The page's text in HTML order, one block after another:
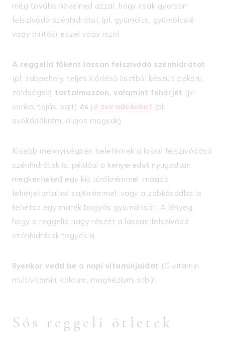
még tovább növelned azzal, hogy csak gyorsan
felszívódó szénhidrátot (pl. gyümölcs, gyümölcslé
vagy pirítós) eszel vagy iszol.
A reggelid főként lassan felszívódó szénhidrátot
(pl: zabpehely, teljes kiőrlésű lisztből készült pékáru,
zöldségek) tartalmazzon, valamint fehérjét (pl:
sonka, tojás, sajt) és jó zsiradékokat (pl:
avokádókrém, olajos magvak).
Kisebb mennyiségben beleférnek a lassú felszívódású
szénhidrátok is, például a kenyeredet nyugodtan
megkenheted egy kis túrókrémmel, magas
fehérjetartalmú sajtkrémmel, vagy a zabkásádba is
tehetsz egy marék bogyós gyümölcsöt. A lényeg,
hogy a reggelid nagy részét a lassan felszívódó
szénhidrátok tegyék ki.
Ilyenkor vedd be a napi vitaminjaidat (C-vitamin,
multivitamin, kalcium, magnézium, stb.)!
Sós reggeli ötletek